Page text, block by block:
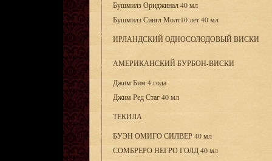
Бушмилз Ориджинал 40 мл
Бушмилз Сингл Молт10 лет 40 мл
ИРЛАНДСКИЙ ОДНОСОЛОДОВЫЙ ВИСКИ
АМЕРИКАНСКИЙ БУРБОН-ВИСКИ
Джим Бим 4 года
Джим Ред Стаг 40 мл
ТЕКИЛА
БУЭН ОМИГО СИЛВЕР 40 мл
СОМБРЕРО НЕГРО ГОЛД 40 мл